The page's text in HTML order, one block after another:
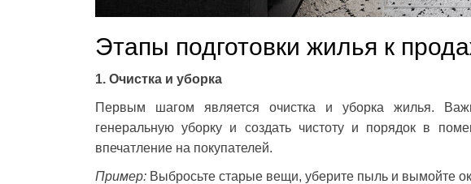
Этапы подготовки жилья к
1. Очистка и уборка
Первым шагом является очистка и уборка жилья.
генеральную уборку и создать чистоту и порядок в
впечатление на покупателей.
Пример: Выбросьте старые вещи, уберите пыль и вымойте